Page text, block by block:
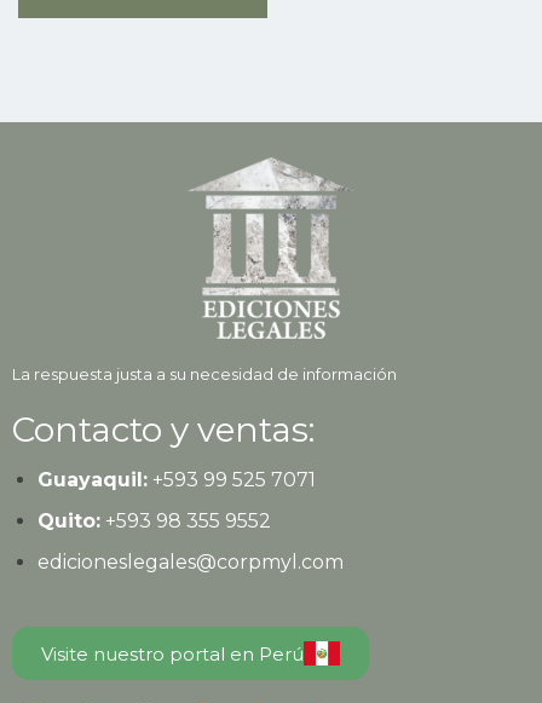
La respuesta justa a su necesidad de información
Contacto y ventas:
Guayaquil:+593 99 525 7071
Quito:+593 98 355 9552
edicioneslegales@corpmyl.com
Visite nuestro portal en Perú